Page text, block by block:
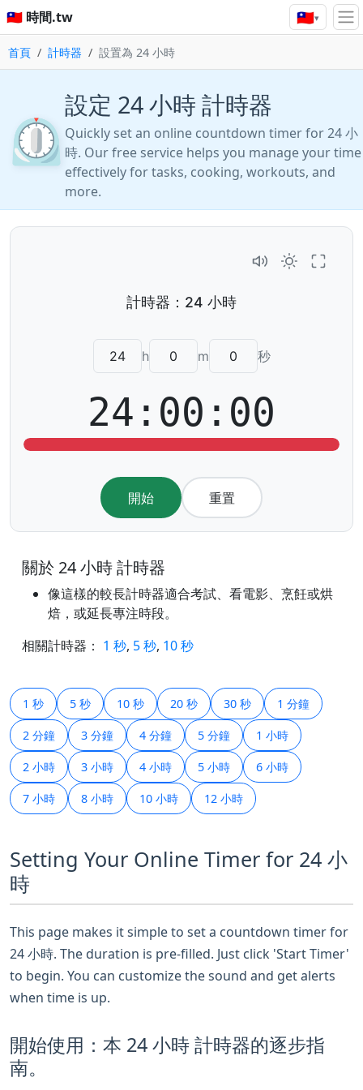
🇹🇼 時間.tw 🇹🇼▾
首頁 計時器 設置為 24 小時
⏲️
設定 24 小時 計時器
Quickly set an online countdown timer for 24 小
時. Our free service helps you manage your time
effectively for tasks, cooking, workouts, and
more.
h m 秒
24:00:00
開始 重置
關於 24 小時 計時器
像這樣的較長計時器適合考試、看電影、烹飪或烘
焙，或延長專注時段。
相關計時器： 1 秒, 5 秒, 10 秒
1 秒 5 秒 10 秒 20 秒 30 秒 1 分鐘
2 分鐘 3 分鐘 4 分鐘 5 分鐘 1 小時
2 小時 3 小時 4 小時 5 小時 6 小時
7 小時 8 小時 10 小時 12 小時
Setting Your Online Timer for 24 小
時
This page makes it simple to set a countdown timer for
24 小時. The duration is pre-filled. Just click 'Start Timer'
to begin. You can customize the sound and get alerts
when time is up.
開始使用：本 24 小時 計時器的逐步指
南。